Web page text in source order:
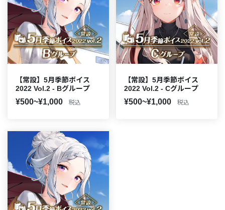
【常設】5月季節ボイス
2022 Vol.2 - Bグループ
¥500~¥1,000 税込
【常設】5月季節ボイス
2022 Vol.2 - Cグループ
¥500~¥1,000 税込